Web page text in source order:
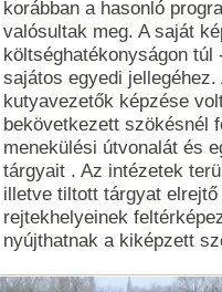
korábban a hasonló
valósultak meg. A saját
költséghatékonyságon
sajátos egyedi
kutyavezetők képzése
bekövetkezett szökésnél
menekülési útvonalát és
tárgyait . Az intézetek
illetve tiltott tárgyat
rejtekhelyeinek
nyújthatnak a kiképzett